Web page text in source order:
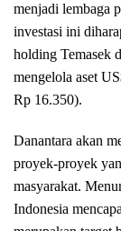
menjadi lembaga
investasi ini
holding Temasek
mengelola aset
Rp 16.350).
Danantara akan
proyek-proyek
masyarakat.
Indonesia